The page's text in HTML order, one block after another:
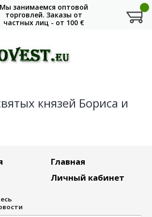
князей Бориса и
Главная
Личный кабинет